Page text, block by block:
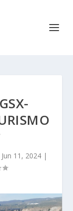
Jun 11, 2024 |